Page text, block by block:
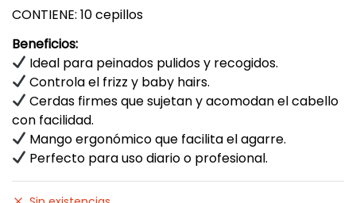
CONTIENE: 10 cepillos
Beneficios:
Ideal para peinados pulidos y recogidos.
Controla el frizz y baby hairs.
Cerdas firmes que sujetan y acomodan el cabello
con facilidad.
Mango ergonómico que facilita el agarre.
Perfecto para uso diario o profesional.